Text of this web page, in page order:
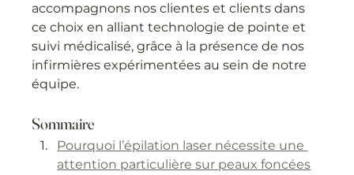
accompagnons nos clientes et clients dans
ce choix en alliant technologie de pointe et
suivi médicalisé, grâce à la présence de nos
infirmières expérimentées au sein de notre
équipe.
Sommaire
Pourquoi l’épilation laser nécessite une
attention particulière sur peaux foncées